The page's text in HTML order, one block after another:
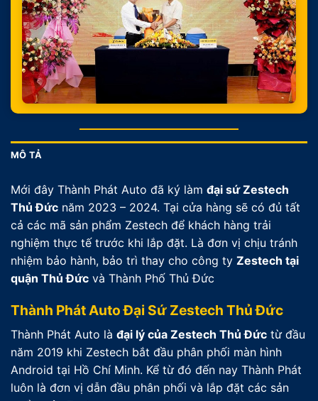
MÔ TẢ
Mới đây Thành Phát Auto đã ký làm đại sứ Zestech
Thủ Đức năm 2023 – 2024. Tại cửa hàng sẽ có đủ tất
cả các mã sản phẩm Zestech để khách hàng trải
nghiệm thực tế trước khi lắp đặt. Là đơn vị chịu tránh
nhiệm bảo hành, bảo trì thay cho công ty Zestech tại
quận Thủ Đức và Thành Phố Thủ Đức
Thành Phát Auto Đại Sứ Zestech Thủ Đức
Thành Phát Auto là đại lý của Zestech Thủ Đức từ đầu
năm 2019 khi Zestech bắt đầu phân phối màn hình
Android tại Hồ Chí Minh. Kể từ đó đến nay Thành Phát
luôn là đơn vị dẫn đầu phân phối và lắp đặt các sản